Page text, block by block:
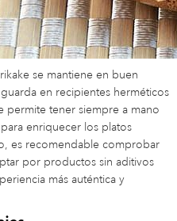
se mantiene en buen
en recipientes herméticos
permite tener siempre a mano
enriquecer los platos
es recomendable comprobar
por productos sin aditivos
más auténtica y